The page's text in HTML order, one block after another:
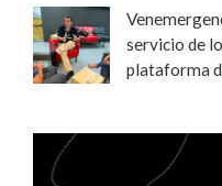
servicio de
plataforma